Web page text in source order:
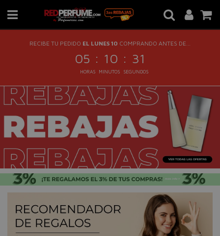
RECIBE TU PEDIDO EL LUNES 10 COMPRANDO ANTES DE...
05 : 10 : 30
HORAS MINUTOS SEGUNDOS